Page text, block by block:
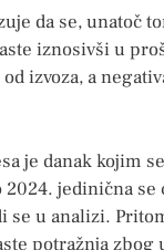
da se, unatoč
iznosivši u
izvoza, a
je danak kojim
jedinična
se u analizi.
potražnja